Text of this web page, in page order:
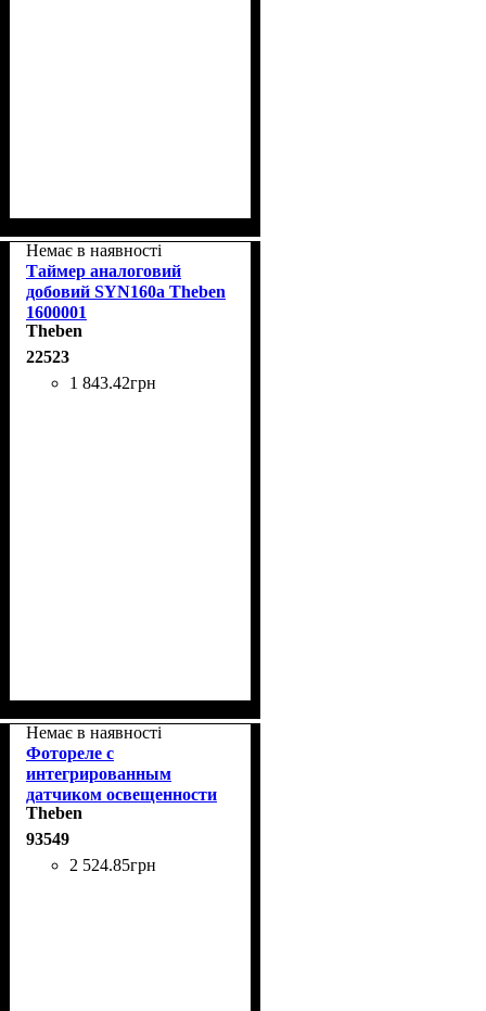
Немає в наявності
Таймер аналоговий
добовий SYN160a Theben
1600001
Theben
22523
1 843.42грн
Немає в наявності
Фотореле с
интегрированным
датчиком освещенности
LUNA 126 star E Theben
1260900
Theben
93549
2 524.85грн